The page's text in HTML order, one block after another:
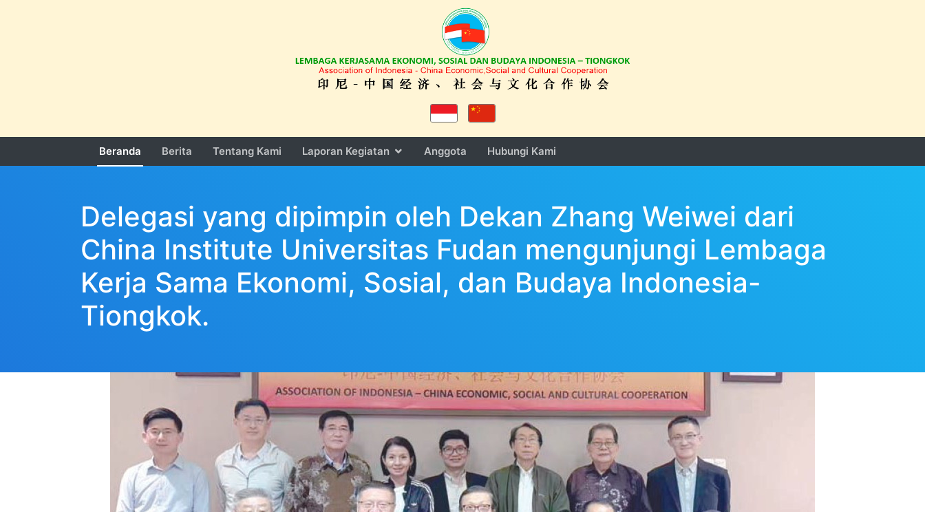
Beranda Berita Tentang Kami Laporan Kegiatan Anggota Hubungi Kami
Delegasi yang dipimpin oleh Dekan Zhang Weiwei dari
China Institute Universitas Fudan mengunjungi Lembaga
Kerja Sama Ekonomi, Sosial, dan Budaya Indonesia-
Tiongkok.